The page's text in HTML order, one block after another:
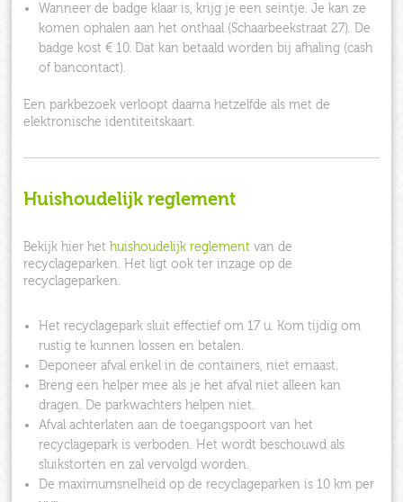
Wanneer de badge klaar is, krijg je een seintje. Je kan ze
komen ophalen aan het onthaal (Schaarbeekstraat 27). De
badge kost € 10. Dat kan betaald worden bij afhaling (cash
of bancontact).
Een parkbezoek verloopt daarna hetzelfde als met de
elektronische identiteitskaart.
Huishoudelijk reglement
Bekijk hier hethuishoudelijk reglement van de
recyclageparken. Het ligt ook ter inzage op de
recyclageparken.
Het recyclagepark sluit effectief om 17 u. Kom tijdig om
rustig te kunnen lossen en betalen.
Deponeer afval enkel in de containers, niet ernaast.
Breng een helper mee als je het afval niet alleen kan
dragen. De parkwachters helpen niet.
Afval achterlaten aan de toegangspoort van het
recyclagepark is verboden. Het wordt beschouwd als
sluikstorten en zal vervolgd worden.
De maximumsnelheid op de recyclageparken is 10 km per